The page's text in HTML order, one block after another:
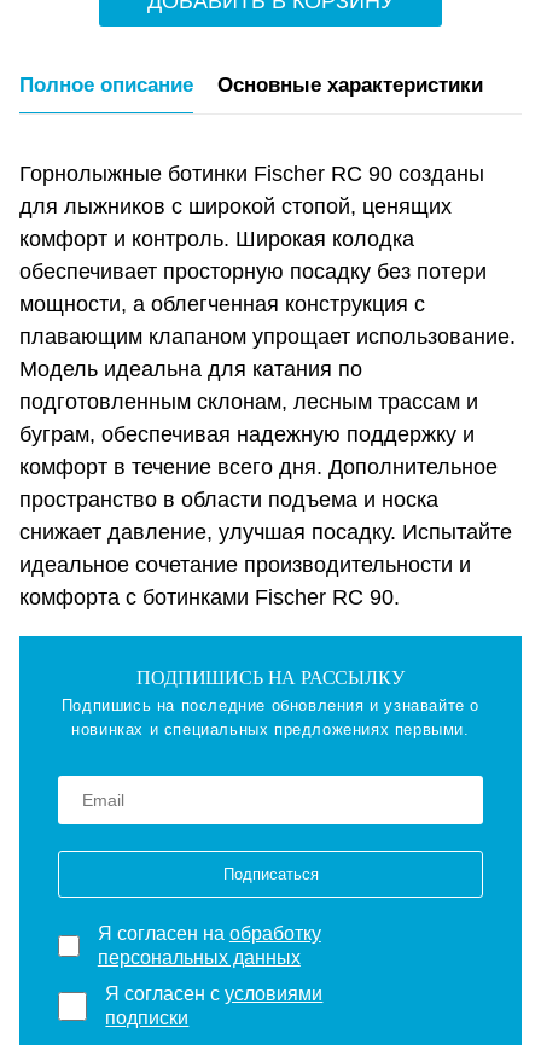
Полное описание Основные характеристики
Горнолыжные ботинки Fischer RC 90 созданы
для лыжников с широкой стопой, ценящих
комфорт и контроль. Широкая колодка
обеспечивает просторную посадку без потери
мощности, а облегченная конструкция с
плавающим клапаном упрощает использование.
Модель идеальна для катания по
подготовленным склонам, лесным трассам и
буграм, обеспечивая надежную поддержку и
комфорт в течение всего дня. Дополнительное
пространство в области подъема и носка
снижает давление, улучшая посадку. Испытайте
идеальное сочетание производительности и
комфорта с ботинками Fischer RC 90.
ПОДПИШИСЬ НА РАССЫЛКУ
Подпишись на последние обновления и узнавайте о
новинках и специальных предложениях первыми.
Подписаться
Я согласен на обработку
персональных данных
Я согласен сусловиями
подписки